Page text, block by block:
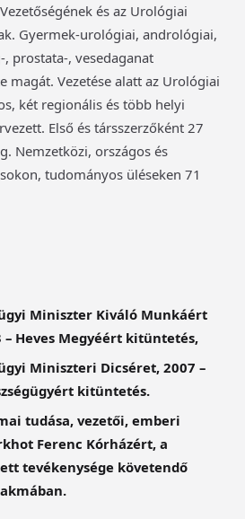
és az Urológiai
Gyermek-urológiai, andrológiai,
prostata-, vesedaganat
magát. Vezetése alatt az Urológiai
két regionális és több helyi
Első és társszerzőként 27
Nemzetközi, országos és
tudományos üléseken 71
Miniszter Kiváló Munkáért
Heves Megyéért kitüntetés,
Miniszteri Dicséret, 2007 –
kitüntetés.
tudása, vezetői, emberi
Ferenc Kórházért, a
tevékenysége követendő